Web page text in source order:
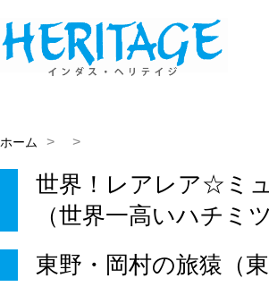
ホーム
世界！レアレア☆ミ
（世界一高いハチミツ
東野・岡村の旅猿（東